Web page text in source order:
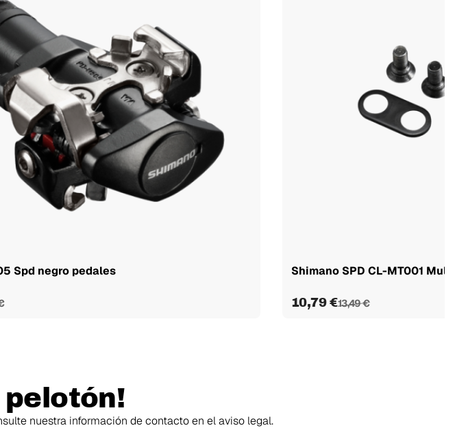
Spd negro pedales Shimano SPD CL-MT001
10,79 €13,49 €
pelotón!
nuestra información de contacto en el aviso legal.